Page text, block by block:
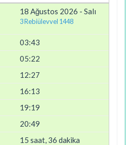
18 Ağustos 2026 - Salı
3 Rebiülevvel 1448
03:43
05:22
12:27
16:13
19:19
20:49
15 saat, 36 dakika